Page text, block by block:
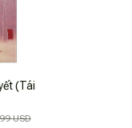
(Tái
USD